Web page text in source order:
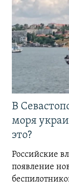
В
моря
это?
Российские
появление